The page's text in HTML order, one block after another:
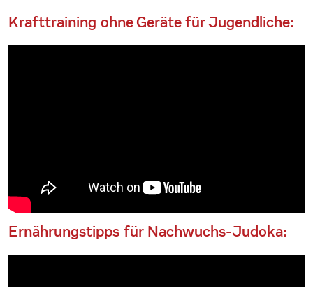
Krafttraining ohne Geräte für Jugendliche:
Ernährungstipps für Nachwuchs-Judoka: